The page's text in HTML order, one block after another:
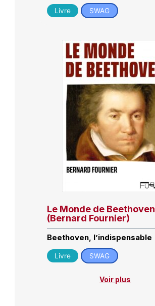
Livre SWAG
Le Monde de Beethoven
(Bernard Fournier)
Beethoven, l’indispensable
Livre SWAG
Voir plus